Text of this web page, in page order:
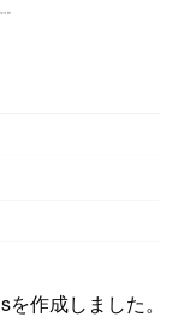
作成しました。